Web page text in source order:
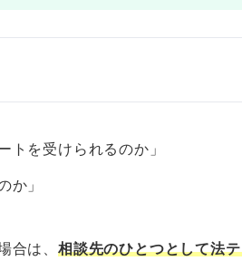
で無料相談が可能
トを受けられるのか」
か」
合は、相談先のひとつとして法